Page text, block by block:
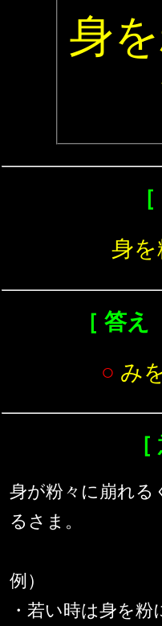
身
身を
［ 答え
○ み
身が粉々に崩れる
るさま。
例）
・若い時は身を